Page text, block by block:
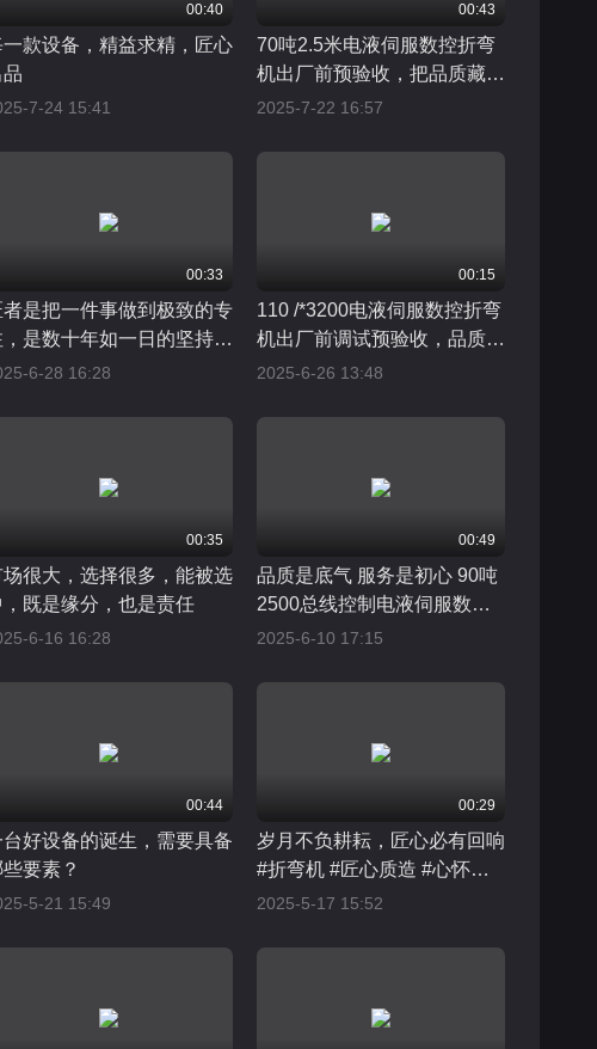
00:40
一款设备，精益求精，匠心
品
7-24 15:41
00:43
70吨2.5米电液伺服数控折弯
机出厂前预验收，把品质藏在
细节里，把服务放在用心里
2025-7-22 16:57
00:33
者是把一件事做到极致的专
，是数十年如一日的坚持，
千锤百炼之后的精益求精
6-28 16:28
00:15
110 /*3200电液伺服数控折弯
机出厂前调试预验收，品质不
打折
2025-6-26 13:48
00:35
场很大，选择很多，能被选
，既是缘分，也是责任
6-16 16:28
00:49
品质是底气 服务是初心 90吨
2500总线控制电液伺服数控
折弯机，出厂前预验收
2025-6-10 17:15
00:44
台好设备的诞生，需要具备
些要素？
5-21 15:49
00:29
岁月不负耕耘，匠心必有回响
#折弯机 #匠心质造 #心怀炽
热
2025-5-17 15:52